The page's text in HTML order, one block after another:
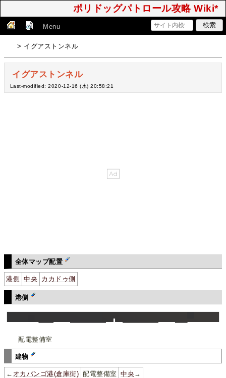
ポリドッグパトロール攻略 Wiki*
Menu
> イグアストンネル
イグアストンネル
Last-modified: 2020-12-16 (水) 20:58:21
全体マップ配置
港側 中央 カカドゥ側
港側
配電整備室
建物
← オカバンゴ港(倉庫街) 配電整備室 中央→